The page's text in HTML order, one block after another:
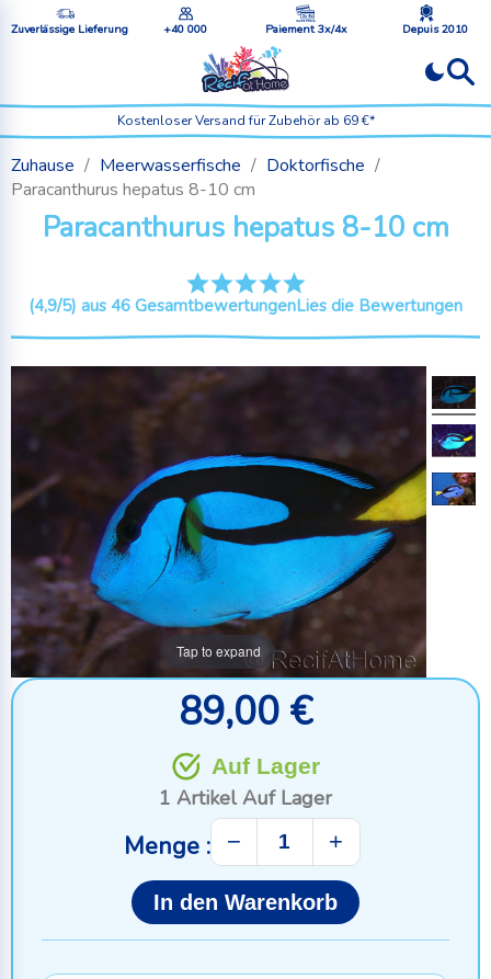
Zuverlässige Lieferung +40 000 Paiement 3x/4x Depuis 2010
Kostenloser Versand für Zubehör ab 69 €*
Zuhause Meerwasserfische
Doktorfische
Paracanthurus hepatus 8-10 cm
Paracanthurus hepatus 8-10 cm
(4,9/5) aus 46 GesamtbewertungenLies die Bewertungen
Tap to expand
89,00 €
Auf Lager
1 Artikel Auf Lager
Menge : − +
In den Warenkorb